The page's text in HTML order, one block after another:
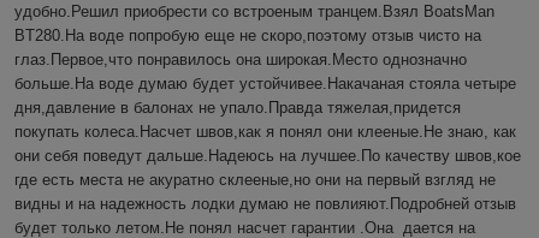
удобно.Решил приобрести со встроеным транцем.Взял BoatsMan
BT280.На воде попробую еще не скоро,поэтому отзыв чисто на
глаз.Первое,что понравилось она широкая.Место однозначно
больше.На воде думаю будет устойчивее.Накачаная стояла четыре
дня,давление в балонах не упало.Правда тяжелая,придется
покупать колеса.Насчет швов,как я понял они клееные.Не знаю, как
они себя поведут дальше.Надеюсь на лучшее.По качеству швов,кое
где есть места не акуратно склееные,но они на первый взгляд не
видны и на надежность лодки думаю не повлияют.Подробней отзыв
будет только летом.Не понял насчет гарантии .Она  дается на